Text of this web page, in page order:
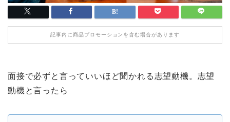
記事内に商品プロモーションを含む場合があります
面接で必ずと言っていいほど聞かれる志望動機。志望
動機と言ったら